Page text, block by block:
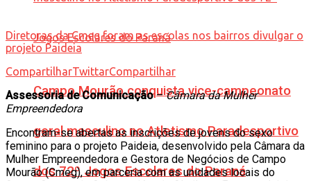
Campo Mourão conquista vice-campeonato
geral masculino no Atletismo Paradesportivo
dos 72º Jogos Escolares do Paraná
Diretoras da Cmeg foram as escolas nos bairros divulgar o
projeto Paideia
CompartilharTwittarCompartilhar
Assessoria de Comunicação–Câmara da Mulher
Empreendedora
Encontram-se abertas as inscrições de jovens do sexo
feminino para o projeto Paideia, desenvolvido pela Câmara da
Mulher Empreendedora e Gestora de Negócios de Campo
Mourão (Cmeg), em parceria com as unidades locais do